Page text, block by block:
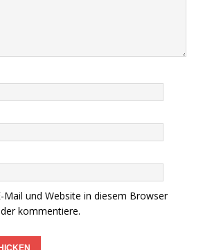
Mail und Website in diesem Browser
kommentiere.